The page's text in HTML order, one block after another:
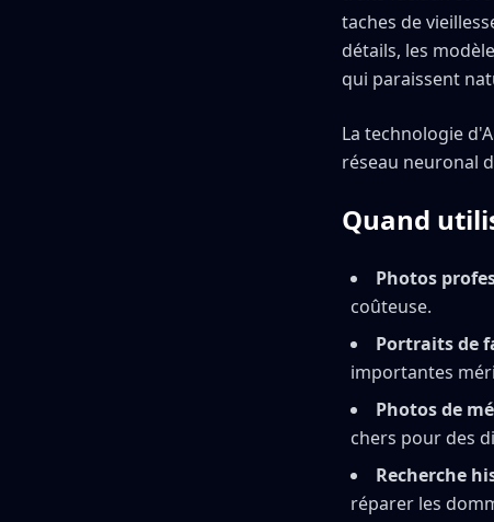
taches de
détails, les
qui paraissent
La technologie
réseau neuronal
Quand
Photos
coûteuse.
Portraits de
importantes
Photos de
chers pour des
Recherche
réparer les